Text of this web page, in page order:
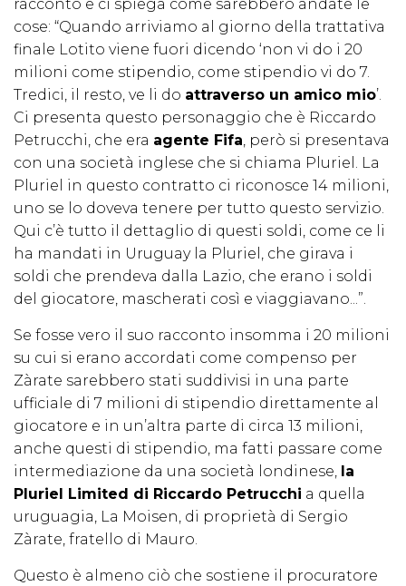
racconto e ci spiega come sarebbero andate le
cose: “Quando arriviamo al giorno della trattativa
finale Lotito viene fuori dicendo ‘non vi do i 20
milioni come stipendio, come stipendio vi do 7.
Tredici, il resto, ve li do attraverso un amico mio’.
Ci presenta questo personaggio che è Riccardo
Petrucchi, che era agente Fifa, però si presentava
con una società inglese che si chiama Pluriel. La
Pluriel in questo contratto ci riconosce 14 milioni,
uno se lo doveva tenere per tutto questo servizio.
Qui c’è tutto il dettaglio di questi soldi, come ce li
ha mandati in Uruguay la Pluriel, che girava i
soldi che prendeva dalla Lazio, che erano i soldi
del giocatore, mascherati così e viaggiavano...”.
Se fosse vero il suo racconto insomma i 20 milioni
su cui si erano accordati come compenso per
Zàrate sarebbero stati suddivisi in una parte
ufficiale di 7 milioni di stipendio direttamente al
giocatore e in un’altra parte di circa 13 milioni,
anche questi di stipendio, ma fatti passare come
intermediazione da una società londinese, la
Pluriel Limited di Riccardo Petrucchi a quella
uruguagia, La Moisen, di proprietà di Sergio
Zàrate, fratello di Mauro.
Questo è almeno ciò che sostiene il procuratore